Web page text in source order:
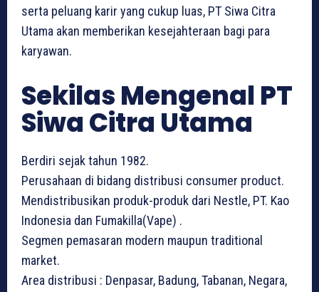
serta peluang karir yang cukup luas, PT Siwa Citra
Utama akan memberikan kesejahteraan bagi para
karyawan.
Sekilas Mengenal PT
Siwa Citra Utama
Berdiri sejak tahun 1982.
Perusahaan di bidang distribusi consumer product.
Mendistribusikan produk-produk dari Nestle, PT. Kao
Indonesia dan Fumakilla(Vape) .
Segmen pemasaran modern maupun traditional
market.
Area distribusi : Denpasar, Badung, Tabanan, Negara,